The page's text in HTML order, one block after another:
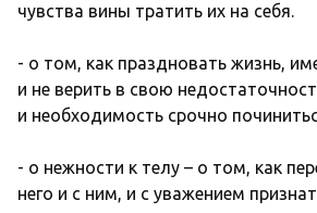
чувства вины тратить их на себя.
- о том, как праздновать жизнь,
и не верить в свою
и необходимость срочно
- о нежности к телу – о том, как
него и с ним, и с уважением